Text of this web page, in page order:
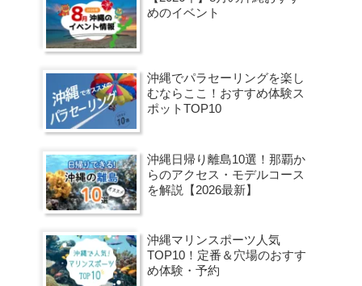
めのイベント
沖縄でパラセーリングを楽し
むならここ！おすすめ体験ス
ポットTOP10
沖縄日帰り離島10選！那覇か
らのアクセス・モデルコース
を解説【2026最新】
沖縄マリンスポーツ人気
TOP10！定番＆穴場のおすす
め体験・予約